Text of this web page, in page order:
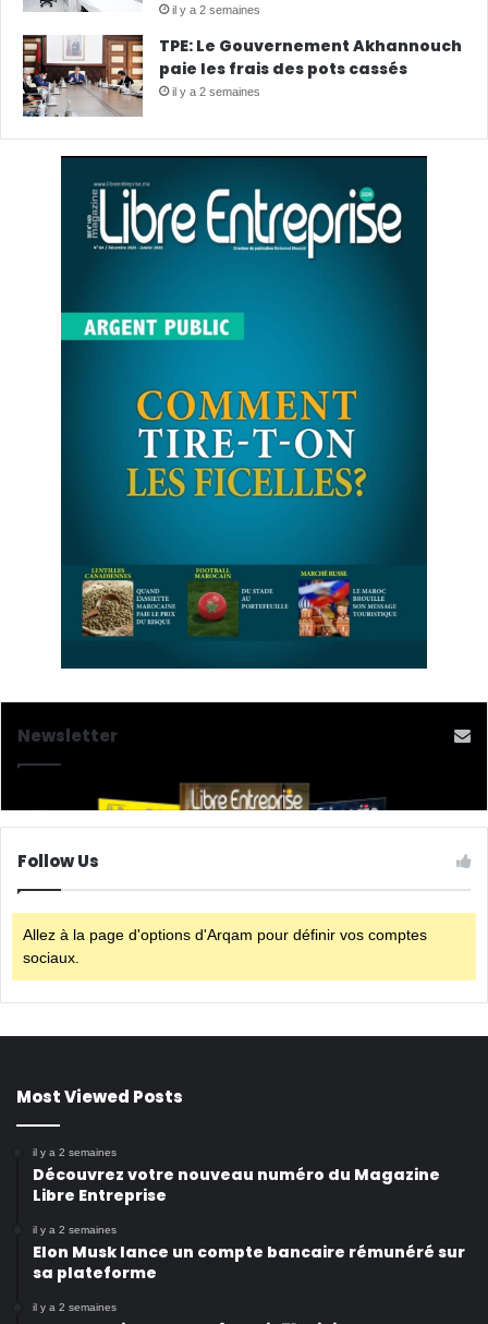
il y a 2 semaines
TPE: Le Gouvernement Akhannouch
paie les frais des pots cassés
il y a 2 semaines
Newsletter
Follow Us
Allez à la page d'options d'Arqam pour définir vos comptes
sociaux.
Most Viewed Posts
il y a 2 semaines
Découvrez votre nouveau numéro du Magazine
Libre Entreprise
il y a 2 semaines
Elon Musk lance un compte bancaire rémunéré sur
sa plateforme
il y a 2 semaines